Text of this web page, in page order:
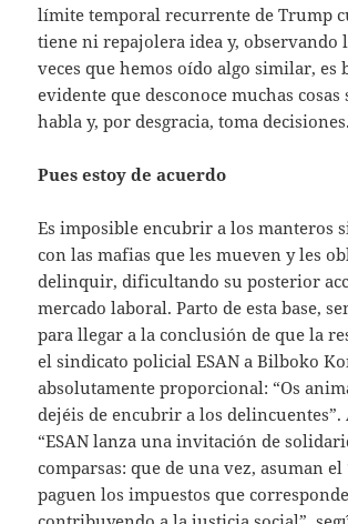
límite temporal recurrente de Trump
tiene ni repajolera idea y, observando
veces que hemos oído algo similar, es
evidente que desconoce muchas cosas
habla y, por desgracia, toma decisiones.
Pues estoy de acuerdo
Es imposible encubrir a los manteros
con las mafias que les mueven y les
delinquir, dificultando su posterior
mercado laboral. Parto de esta base,
para llegar a la conclusión de que la
el sindicato policial ESAN a Bilboko
absolutamente proporcional: “Os
dejéis de encubrir a los delincuentes”.
“ESAN lanza una invitación de
comparsas: que de una vez, asuman el
paguen los impuestos que